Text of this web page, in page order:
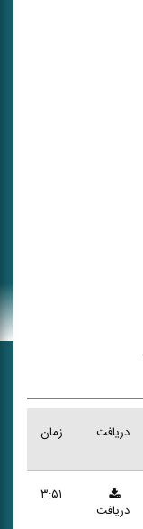
زمان دریافت
۳:۵۱
دریافت